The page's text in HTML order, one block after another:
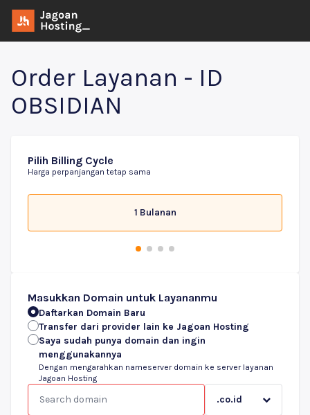
Order Layanan - ID
OBSIDIAN
Pilih Billing Cycle
Harga perpanjangan tetap sama
1 Bulanan
Masukkan Domain untuk Layananmu
Daftarkan Domain Baru
Transfer dari provider lain ke Jagoan Hosting
Saya sudah punya domain dan ingin
menggunakannya
Dengan mengarahkan nameserver domain ke server layanan
Jagoan Hosting
.co.id